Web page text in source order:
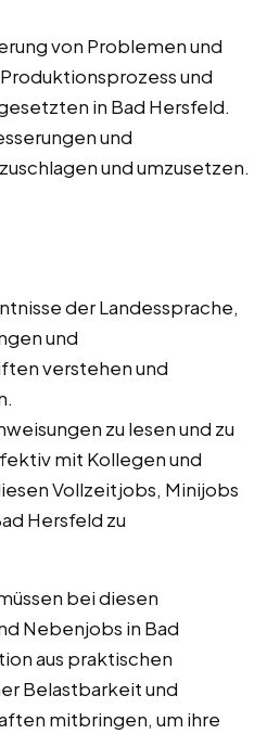
von Problemen und
und
in Bad Hersfeld.
und
und umzusetzen.
der Landessprache,
und
verstehen und
zu lesen und zu
mit Kollegen und
Vollzeitjobs, Minijobs
Hersfeld zu
bei diesen
Nebenjobs in Bad
aus praktischen
Belastbarkeit und
mitbringen, um ihre